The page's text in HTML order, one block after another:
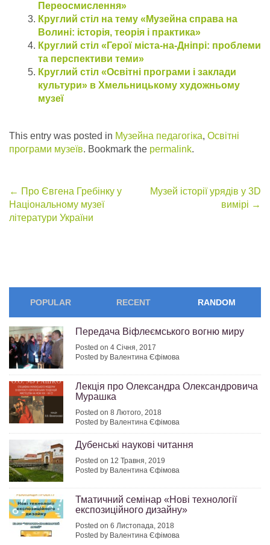
Переосмислення»
Круглий стіл на тему «Музейна справа на
Волині: історія, теорія і практика»
Круглий стіл «Герої міста-на-Дніпрі: проблеми
та перспективи теми»
Круглий стіл «Освітні програми і заклади
культури» в Хмельницькому художньому
музеї
This entry was posted in Музейна педагогіка, Освітні
програми музеїв. Bookmark the permalink.
Post
navigation
← Про Євгена Гребінку у
Національному музеї
літератури України
Музей історії урядів у 3D
вимірі →
POPULAR RECENT RANDOM
Передача Віфлеємського вогню миру
Posted on 4 Січня, 2017
Posted by Валентина Єфімова
Лекція про Олександра Олександровича
Мурашка
Posted on 8 Лютого, 2018
Posted by Валентина Єфімова
Дубенські наукові читання
Posted on 12 Травня, 2019
Posted by Валентина Єфімова
Тматичний семінар «Нові технології
експозиційного дизайну»
Posted on 6 Листопада, 2018
Posted by Валентина Єфімова